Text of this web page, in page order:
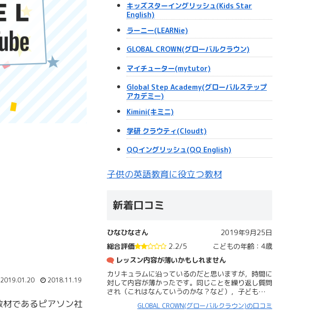
2019.01.20 2018.11.19
であるピアソン社
キッズスターイングリッシュ(Kids Star
English)
ラーニー(LEARNie)
GLOBAL CROWN(グローバルクラウン)
マイチューター(mytutor)
Global Step Academy(グローバルステップ
アカデミー)
Kimini(キミニ)
学研 クラウティ(Cloudt)
QQイングリッシュ(QQ English)
子供の英語教育に役立つ教材
新着口コミ
ひなひなさん
2019年9月25日
こどもの年齢：4歳
総合評価
2.2/5
レッスン内容が薄いかもしれません
カリキュラムに沿っているのだと思いますが，時間に
対して内容が薄かったです。同じことを繰り返し質問
され（これはなんていうのかな？など），子ども…
GLOBAL CROWN(グローバルクラウン)の口コミ